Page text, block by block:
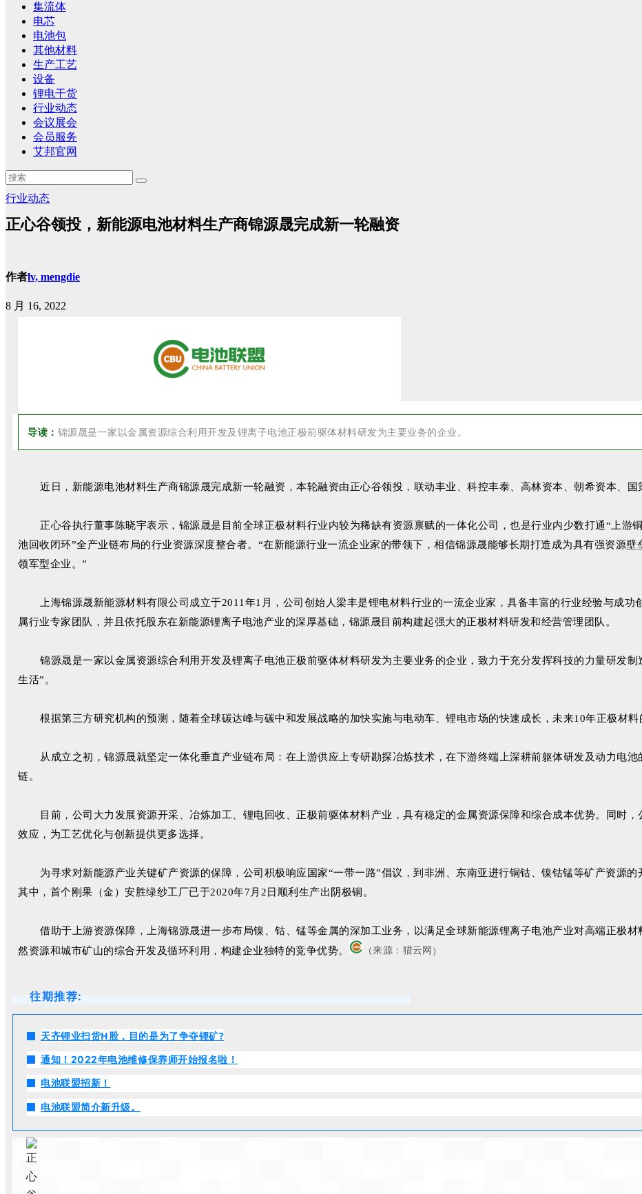
集流体
电芯
电池包
其他材料
生产工艺
设备
锂电干货
行业动态
会议展会
会员服务
艾邦官网
行业动态
正心谷领投，新能源电池材料生产商锦源晟完成新一轮融资
作者lv, mengdie
8 月 16, 2022
导读： 锦源晟是一家以金属资源综合利用开发及锂离子电池正极前驱体材料研发为主要业务的企业。
近日，新能源电池材料生产商锦源晟完成新一轮融资，本轮融资由正心谷领投，联动丰业、科控丰泰、高林资本、朝希资本、国
正心谷执行董事陈晓宇表示，锦源晟是目前全球正极材料行业内较为稀缺有资源禀赋的一体化公司，也是行业内少数打通“上游
池回收闭环”全产业链布局的行业资源深度整合者。“在新能源行业一流企业家的带领下，相信锦源晟能够长期打造成为具有强资源
领军型企业。”
上海锦源晟新能源材料有限公司成立于2011年1月，公司创始人梁丰是锂电材料行业的一流企业家，具备丰富的行业经验与成
属行业专家团队，并且依托股东在新能源锂离子电池产业的深厚基础，锦源晟目前构建起强大的正极材料研发和经营管理团队。
锦源晟是一家以金属资源综合利用开发及锂离子电池正极前驱体材料研发为主要业务的企业，致力于充分发挥科技的力量研发
生活”。
根据第三方研究机构的预测，随着全球碳达峰与碳中和发展战略的加快实施与电动车、锂电市场的快速成长，未来10年正极材料
从成立之初，锦源晟就坚定一体化垂直产业链布局：在上游供应上专研勘探冶炼技术，在下游终端上深耕前躯体研发及动力电
链。
目前，公司大力发展资源开采、冶炼加工、锂电回收、正极前驱体材料产业，具有稳定的金属资源保障和综合成本优势。同时
效应，为工艺优化与创新提供更多选择。
为寻求对新能源产业关键矿产资源的保障，公司积极响应国家“一带一路”倡议，到非洲、东南亚进行铜钴、镍钴锰等矿产资源
其中，首个刚果（金）安胜绿纱工厂已于2020年7月2日顺利生产出阴极铜。
借助于上游资源保障，上海锦源晟进一步布局镍、钴、锰等金属的深加工业务，以满足全球新能源锂离子电池产业对高端正极
然资源和城市矿山的综合开发及循环利用，构建企业独特的竞争优势。
（来源： 猎云网 ）
往期推荐:
天齐锂业扫货H股，目的是为了争夺锂矿?
通知！2022年电池维修保养师开始报名啦！
电池联盟招新！
电池联盟简介新升级。